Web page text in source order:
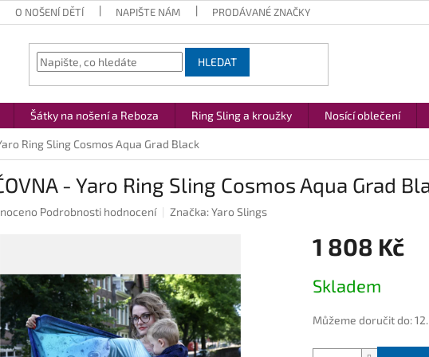
O NOŠENÍ DĚTÍ NAPIŠTE NÁM PRODÁVANÉ ZNAČKY
HLEDAT
Šátky na nošení a Reboza Ring Sling a kroužky Nosící oblečení
Ring Sling Cosmos Aqua Grad Black
- Yaro Ring Sling Cosmos Aqua Grad
Podrobnosti hodnocení Značka:Yaro Slings
1 808 Kč
cena:
Skladem
Můžeme doručit do: